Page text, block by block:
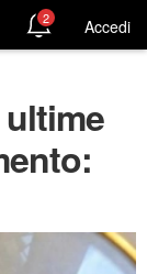
2 Accedi